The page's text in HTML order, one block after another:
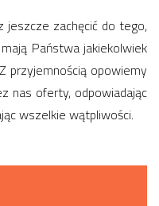
jeszcze zachęcić do tego,
Państwa jakiekolwiek
przyjemnością opowiemy
nas oferty, odpowiadając
wszelkie wątpliwości.